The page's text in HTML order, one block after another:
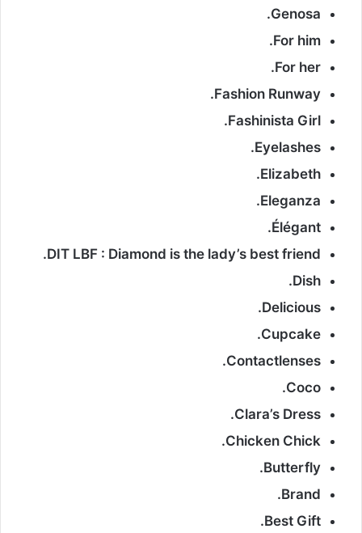
Genosa.
For him.
For her.
Fashion Runway.
Fashinista Girl.
Eyelashes.
Elizabeth.
Eleganza.
Élégant.
DIT LBF : Diamond is the lady’s best friend.
Dish.
Delicious.
Cupcake.
Contactlenses.
Coco.
Clara’s Dress.
Chicken Chick.
Butterfly.
Brand.
Best Gift.